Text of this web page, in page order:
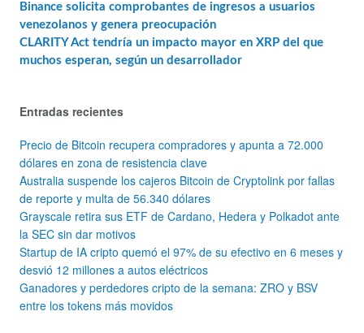
Binance solicita comprobantes de ingresos a usuarios
venezolanos y genera preocupación
CLARITY Act tendría un impacto mayor en XRP del que
muchos esperan, según un desarrollador
Entradas recientes
Precio de Bitcoin recupera compradores y apunta a 72.000
dólares en zona de resistencia clave
Australia suspende los cajeros Bitcoin de Cryptolink por fallas
de reporte y multa de 56.340 dólares
Grayscale retira sus ETF de Cardano, Hedera y Polkadot ante
la SEC sin dar motivos
Startup de IA cripto quemó el 97% de su efectivo en 6 meses y
desvió 12 millones a autos eléctricos
Ganadores y perdedores cripto de la semana: ZRO y BSV
entre los tokens más movidos